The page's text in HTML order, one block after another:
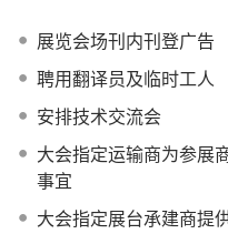
展览会场刊内刊登广告
聘用翻译员及临时工人
安排技术交流会
大会指定运输商为参展
事宜
大会指定展台承建商提